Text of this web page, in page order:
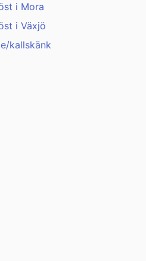
i Mora
i Växjö
kallskänk